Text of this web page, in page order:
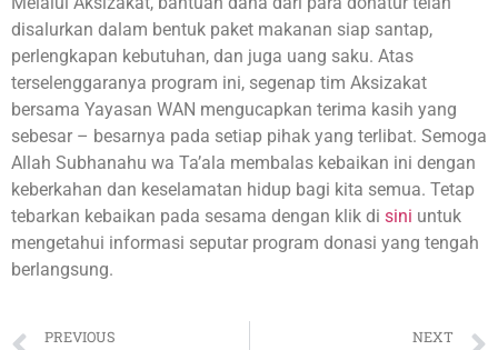
disalurkan dalam bentuk paket makanan siap santap,
perlengkapan kebutuhan, dan juga uang saku. Atas
terselenggaranya program ini, segenap tim Aksizakat
bersama Yayasan WAN mengucapkan terima kasih yang
sebesar – besarnya pada setiap pihak yang terlibat. Semoga
Allah Subhanahu wa Ta’ala membalas kebaikan ini dengan
keberkahan dan keselamatan hidup bagi kita semua. Tetap
tebarkan kebaikan pada sesama dengan klik di sini untuk
mengetahui informasi seputar program donasi yang tengah
berlangsung.
PREVIOUS NEXT